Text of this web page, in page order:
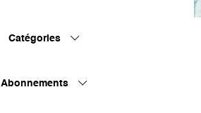
Catégories
Abonnements